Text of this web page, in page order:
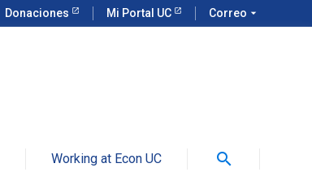
Donaciones Mi Portal UC Correo arrow_drop_down
Working at Econ UC search